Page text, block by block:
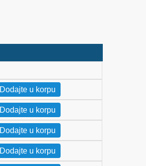
Dodajte u korpu
Dodajte u korpu
Dodajte u korpu
Dodajte u korpu